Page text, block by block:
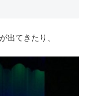
出てきたり、